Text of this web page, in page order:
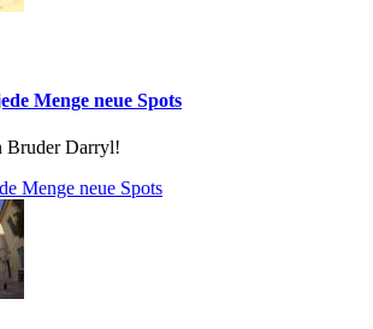
Menge neue Spots
Bruder Darryl!
Menge neue Spots